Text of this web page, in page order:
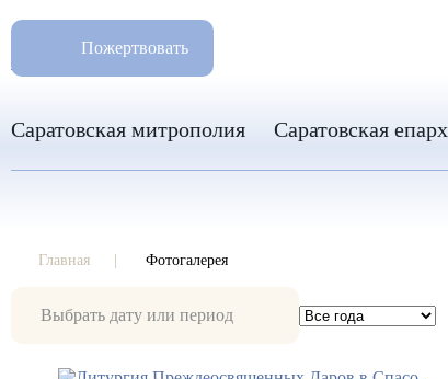
Пожертвовать
8 960 346 31 04
info-sar@mail.ru
Саратовская митрополия Саратовская
Главная Фотогалерея
Фотогалерея